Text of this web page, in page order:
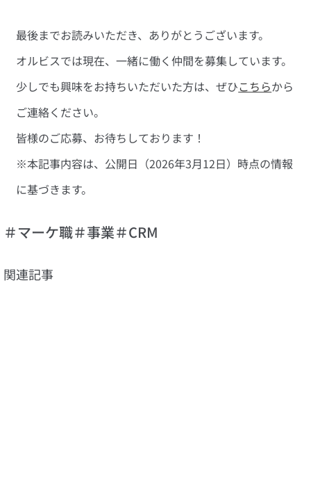
最後までお読みいただき、ありがとうございます。
オルビスでは現在、一緒に働く仲間を募集しています。
少しでも興味をお持ちいただいた方は、ぜひこちらから
ご連絡ください。
皆様のご応募、お待ちしております！
※本記事内容は、公開日（2026年3月12日）時点の情報
に基づきます。
＃マーケ職＃事業＃CRM
関連記事